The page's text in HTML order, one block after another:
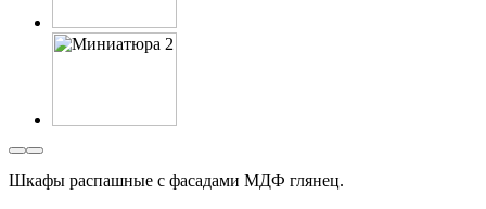
Шкафы распашные с фасадами МДФ глянец.